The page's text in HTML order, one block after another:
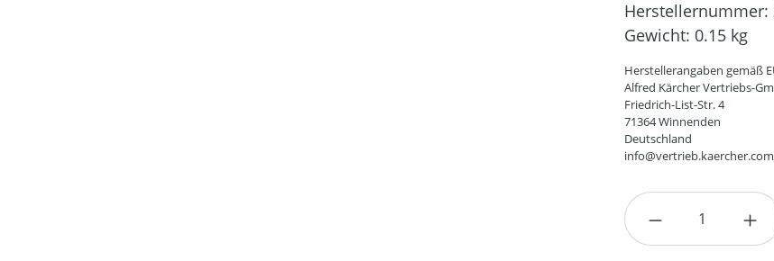
Herstellernummer:
Gewicht: 0.15 kg
Herstellerangaben gemäß
Alfred Kärcher Vertriebs-
Friedrich-List-Str. 4
71364 Winnenden
Deutschland
info@vertrieb.kaercher.com
Produkt